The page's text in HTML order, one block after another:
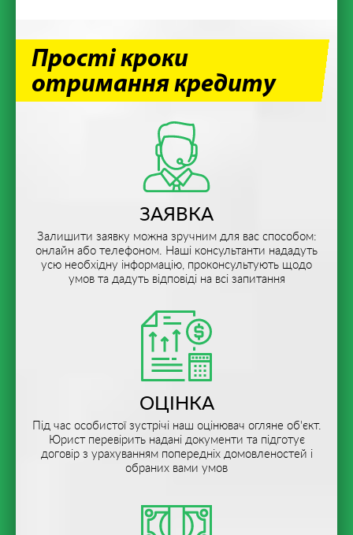
Прості кроки
отримання кредиту
ЗАЯВКА
Залишити заявку можна зручним для вас способом:
онлайн або телефоном. Наші консультанти нададуть
усю необхідну інформацію, проконсультують щодо
умов та дадуть відповіді на всі запитання
ОЦІНКА
Під час особистої зустрічі наш оцінювач огляне об'єкт.
Юрист перевірить надані документи та підготує
договір з урахуванням попередніх домовленостей і
обраних вами умов